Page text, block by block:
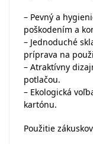
– Pevný a
poškodením a
– Jednoduché
príprava na
– Atraktívny
potlačou.
– Ekologická
kartónu.
Použitie